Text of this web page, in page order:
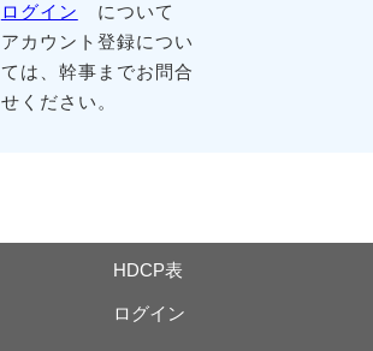
ログイン
について
アカウント登録につい
ては、幹事までお問合
せください。
HDCP表
ログイン